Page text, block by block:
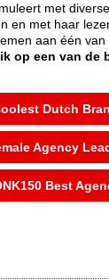
met
en met haar
aan één
op een van de
Dutch
Agency
Best